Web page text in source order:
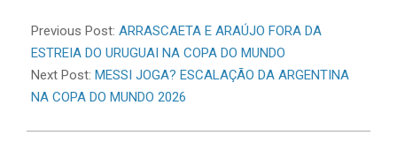
06-
15
Previous Post: ARRASCAETA E ARAÚJO FORA DA
ESTREIA DO URUGUAI NA COPA DO MUNDO
Next Post: MESSI JOGA? ESCALAÇÃO DA ARGENTINA
NA COPA DO MUNDO 2026